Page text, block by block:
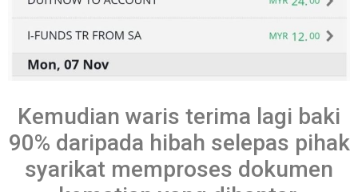
Kemudian waris terima lagi baki
90% daripada hibah selepas pihak
syarikat memproses dokumen